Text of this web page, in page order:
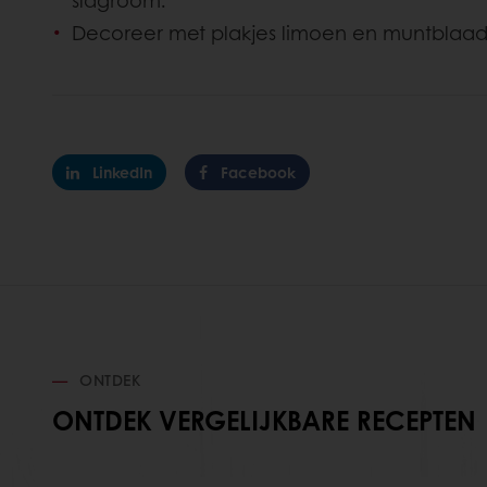
Decoreer met plakjes limoen en
LinkedIn Facebook
ONTDEK
ONTDEK VERGELIJKBARE RECEPTEN